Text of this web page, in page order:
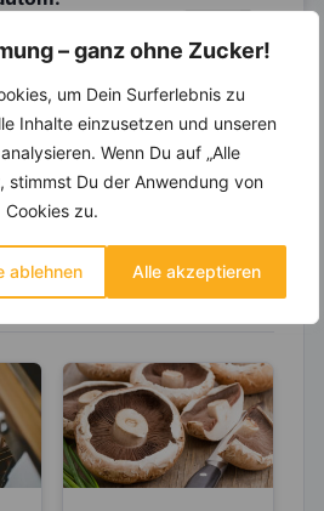
– ganz ohne Zucker!
um Dein Surferlebnis zu
Inhalte einzusetzen und unseren
Wenn Du auf „Alle
Du der Anwendung von
Cookies zu.
ablehnen Alle akzeptieren
mehr?
und erhalte
zu gestalten.
über die Zutaten